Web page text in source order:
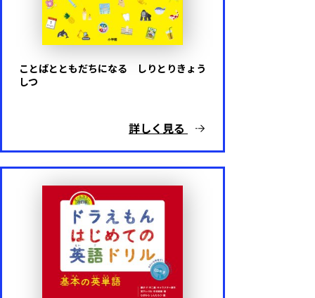
ことばとともだちになる しりとりきょう
しつ
詳しく見る